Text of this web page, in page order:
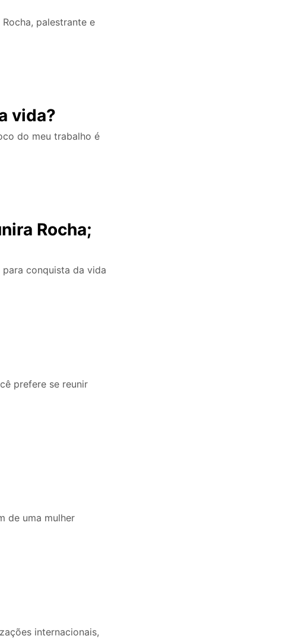
palestrante e
vida?
do meu trabalho é
Rocha;
conquista da vida
prefere se reunir
de uma mulher
internacionais,